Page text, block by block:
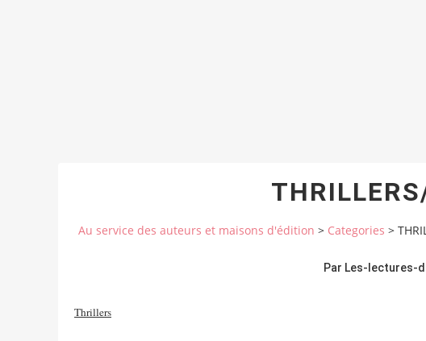
Au service des auteurs et maisons d'édition > Categories >
Par Les-lectures-
Thrillers